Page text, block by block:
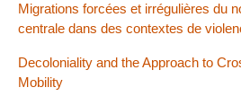
Migrations forcées et irrégulières du
centrale dans des contextes de
Decoloniality and the Approach to
Mobility